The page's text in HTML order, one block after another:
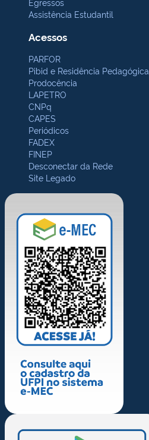
Assistência Estudantil
Acessos
PARFOR
Pibid e Residência Pedagógica
Prodocência
LAPETRO
CNPq
CAPES
Periódicos
FADEX
FINEP
Desconectar da Rede
Site Legado